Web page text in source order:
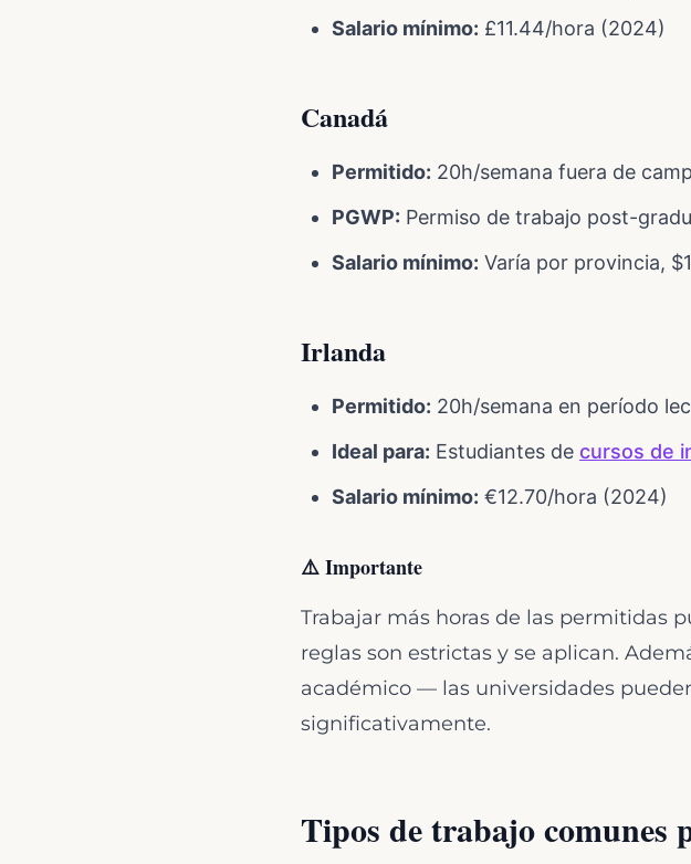
Salario mínimo: £11.44/hora (2024)
Canadá
Permitido: 20h/semana fuera de
PGWP: Permiso de trabajo post-
Salario mínimo: Varía por provincia,
Irlanda
Permitido: 20h/semana en período
Ideal para: Estudiantes de cursos de
Salario mínimo: €12.70/hora (2024)
⚠️ Importante
Trabajar más horas de las permitidas
reglas son estrictas y se aplican.
académico — las universidades
significativamente.
Tipos de trabajo comunes